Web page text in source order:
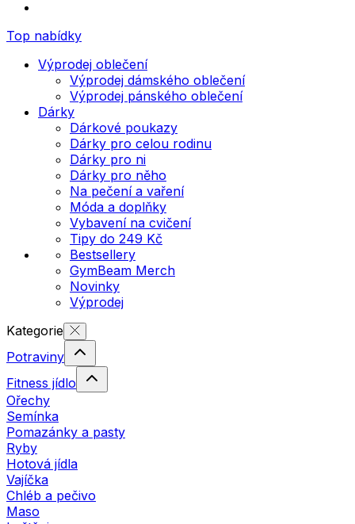
Top nabídky
Výprodej oblečení
Výprodej dámského oblečení
Výprodej pánského oblečení
Dárky
Dárkové poukazy
Dárky pro celou rodinu
Dárky pro ni
Dárky pro něho
Na pečení a vaření
Móda a doplňky
Vybavení na cvičení
Tipy do 249 Kč
Bestsellery
GymBeam Merch
Novinky
Výprodej
Kategorie
Potraviny
Fitness jídlo
Ořechy
Semínka
Pomazánky a pasty
Ryby
Hotová jídla
Vajíčka
Chléb a pečivo
Maso